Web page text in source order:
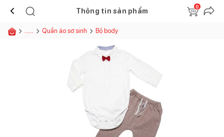
Thông tin sản phẩm
0
...... Quần áo sơ sinh Bộ body